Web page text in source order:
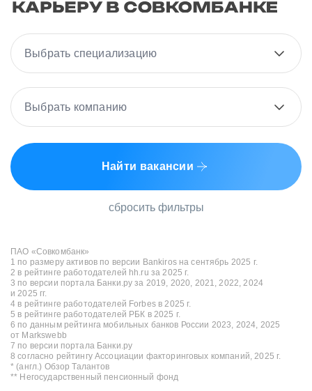
Выбрать специализацию
Выбрать компанию
Найти вакансии
сбросить фильтры
ПАО «Совкомбанк»
1 по размеру активов по версии Bankiros на сентябрь 2025 г.
2 в рейтинге работодателей hh.ru за 2025 г.
3 по версии портала Банки.ру за 2019, 2020, 2021, 2022, 2024
и 2025 гг.
4 в рейтинге работодателей Forbes в 2025 г.
5 в рейтинге работодателей РБК в 2025 г.
6 по данным рейтинга мобильных банков России 2023, 2024, 2025
от Markswebb
7 по версии портала Банки.ру
8 согласно рейтингу Ассоциации факторинговых компаний, 2025 г.
* (англ.) Обзор Талантов
** Негосударственный пенсионный фонд